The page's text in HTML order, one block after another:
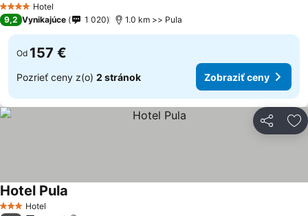
4 Počet hviezdičiek
Hotel
9,2 Vynikajúce 1 020 1.0 km >> Pula
Od 157 €
Pozrieť ceny z(o) 2 stránok Zobraziť ceny
Zdieľať
3 Počet hviezdičiek
Hotel
Hotel Pula